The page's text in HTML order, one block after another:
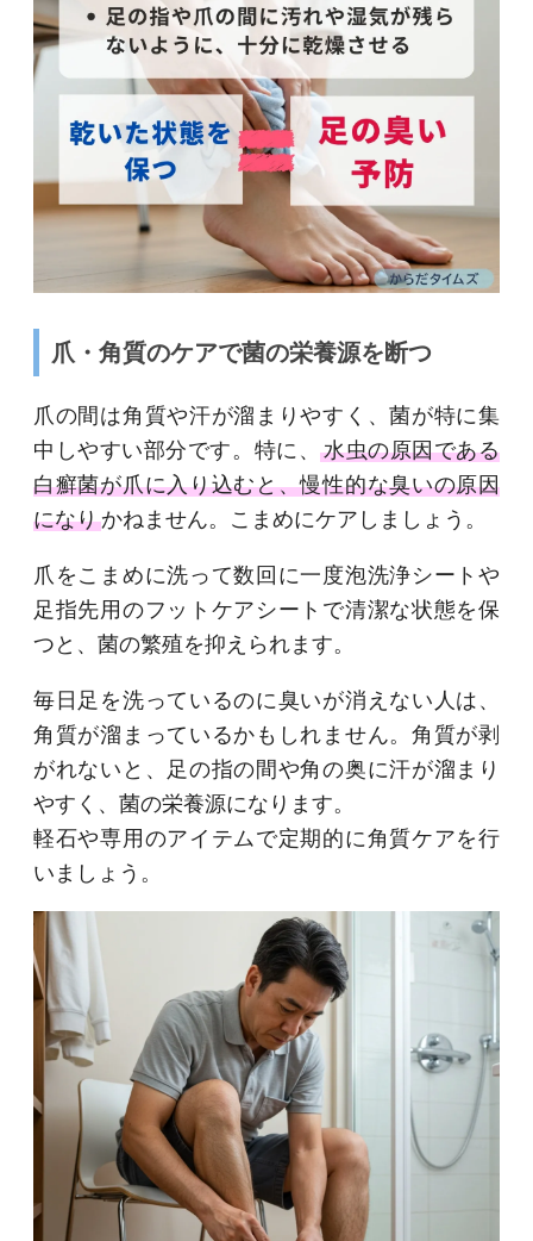
爪・角質のケアで菌の栄養源を断つ
爪の間は角質や汗が溜まりやすく、菌が特に集
中しやすい部分です。特に、水虫の原因である
白癬菌が爪に入り込むと、慢性的な臭いの原因
になりかねません。こまめにケアしましょう。
爪をこまめに洗って数回に一度泡洗浄シートや
足指先用のフットケアシートで清潔な状態を保
つと、菌の繁殖を抑えられます。
毎日足を洗っているのに臭いが消えない人は、
角質が溜まっているかもしれません。角質が剥
がれないと、足の指の間や角の奥に汗が溜まり
やすく、菌の栄養源になります。
軽石や専用のアイテムで定期的に角質ケアを行
いましょう。